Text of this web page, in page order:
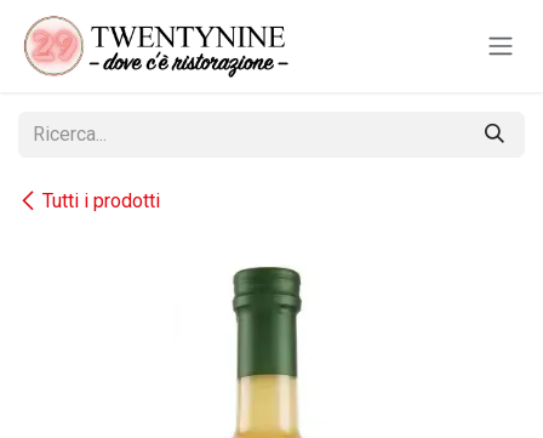
Passa al contenuto
Tutti i prodotti